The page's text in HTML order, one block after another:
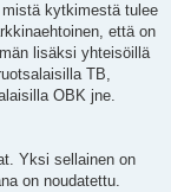
kytkimestä tulee
että on
lisäksi yhteisöillä
TB,
OBK jne.
Yksi sellainen on
on noudatettu.